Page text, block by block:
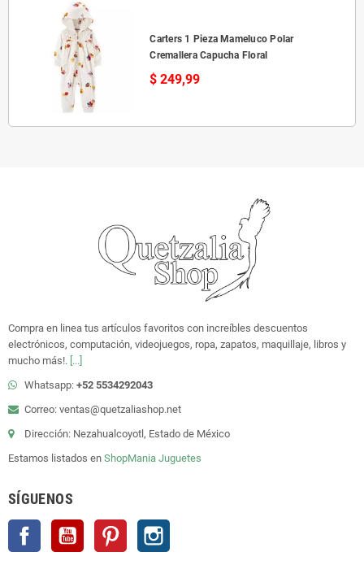
Carters 1 Pieza Mameluco Polar
Cremallera Capucha Floral
$ 249,99
Compra en linea tus artículos favoritos con increíbles descuentos
electrónicos, computación, videojuegos, ropa, zapatos, maquillaje, libros y
mucho más!. [...]
Whatsapp: +52 5534292043
Correo: ventas@quetzaliashop.net
Dirección: Nezahualcoyotl, Estado de México
Estamos listados en ShopMania Juguetes
SÍGUENOS
Facebook YouTube Pinterest